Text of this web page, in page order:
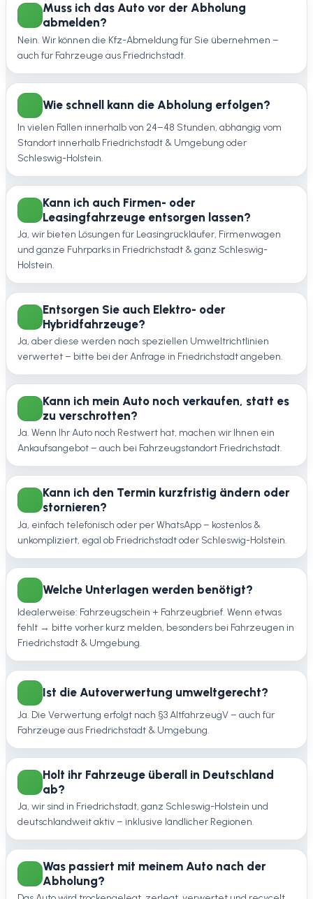
Muss ich das Auto vor der Abholung
abmelden?
Nein. Wir können die Kfz-Abmeldung für Sie übernehmen –
auch für Fahrzeuge aus Friedrichstadt.
Wie schnell kann die Abholung erfolgen?
In vielen Fällen innerhalb von 24–48 Stunden, abhängig vom
Standort innerhalb Friedrichstadt & Umgebung oder
Schleswig-Holstein.
Kann ich auch Firmen- oder
Leasingfahrzeuge entsorgen lassen?
Ja, wir bieten Lösungen für Leasingrückläufer, Firmenwagen
und ganze Fuhrparks in Friedrichstadt & ganz Schleswig-
Holstein.
Entsorgen Sie auch Elektro- oder
Hybridfahrzeuge?
Ja, aber diese werden nach speziellen Umweltrichtlinien
verwertet – bitte bei der Anfrage in Friedrichstadt angeben.
Kann ich mein Auto noch verkaufen, statt es
zu verschrotten?
Ja. Wenn Ihr Auto noch Restwert hat, machen wir Ihnen ein
Ankaufsangebot – auch bei Fahrzeugstandort Friedrichstadt.
Kann ich den Termin kurzfristig ändern oder
stornieren?
Ja, einfach telefonisch oder per WhatsApp – kostenlos &
unkompliziert, egal ob Friedrichstadt oder Schleswig-Holstein.
Welche Unterlagen werden benötigt?
Idealerweise: Fahrzeugschein + Fahrzeugbrief. Wenn etwas
fehlt → bitte vorher kurz melden, besonders bei Fahrzeugen in
Friedrichstadt & Umgebung.
Ist die Autoverwertung umweltgerecht?
Ja. Die Verwertung erfolgt nach §3 AltfahrzeugV – auch für
Fahrzeuge aus Friedrichstadt & Umgebung.
Holt ihr Fahrzeuge überall in Deutschland
ab?
Ja, wir sind in Friedrichstadt, ganz Schleswig-Holstein und
deutschlandweit aktiv – inklusive ländlicher Regionen.
Was passiert mit meinem Auto nach der
Abholung?